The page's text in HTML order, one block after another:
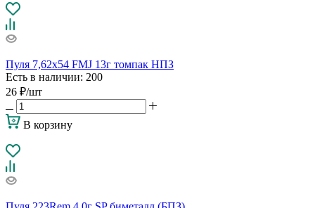
Пуля 7,62х54 FMJ 13г томпак НПЗ
Есть в наличии: 200
26 ₽/шт
В корзину